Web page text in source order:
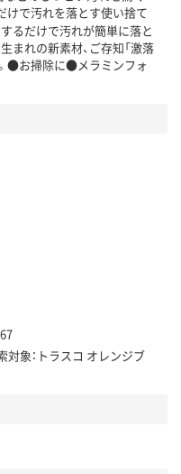
けで汚れを落とす使い捨て
るだけで汚れが簡単に落と
れの新素材、ご存知「激落
●お掃除に●メラミンフォ
象：トラスコ オレンジブ